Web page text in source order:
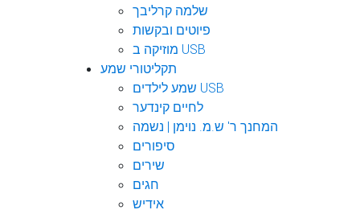
שלמה קרליבך
פיוטים ובקשות
מוזיקה ב USB
תקליטורי שמע
שמע לילדים USB
לחיים קינדער
המחנך ר' ש.מ. נוימן | נשמה
סיפורים
שירים
חגים
אידיש